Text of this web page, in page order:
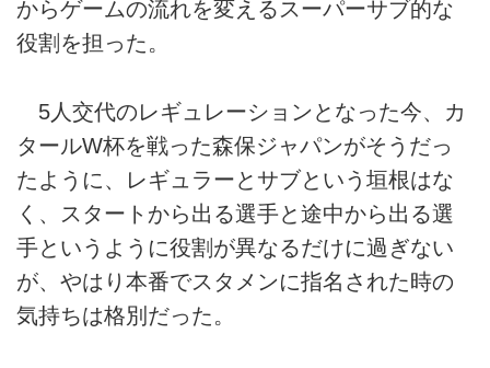
からゲームの流れを変えるスーパーサブ的な
役割を担った。
5人交代のレギュレーションとなった今、カ
タールW杯を戦った森保ジャパンがそうだっ
たように、レギュラーとサブという垣根はな
く、スタートから出る選手と途中から出る選
手というように役割が異なるだけに過ぎない
が、やはり本番でスタメンに指名された時の
気持ちは格別だった。